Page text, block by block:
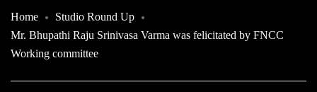
Home
Studio Round Up
Mr. Bhupathi Raju Srinivasa Varma was felicitated by FNCC
Working committee